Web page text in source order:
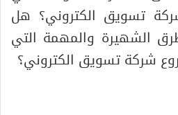
تسويق الكتروني؟ هل
الشهيرة والمهمة التي
شركة تسويق الكتروني؟